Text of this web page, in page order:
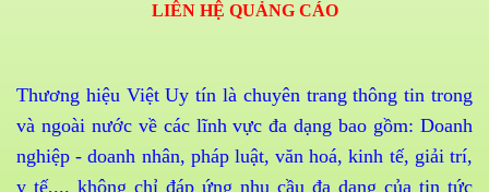
LIÊN HỆ QUẢNG CÁO
Thương hiệu Việt Uy tín là chuyên trang thông tin trong
và ngoài nước về các lĩnh vực đa dạng bao gồm: Doanh
nghiệp - doanh nhân, pháp luật, văn hoá, kinh tế, giải trí,
y tế,... không chỉ đáp ứng nhu cầu đa dạng của tin tức